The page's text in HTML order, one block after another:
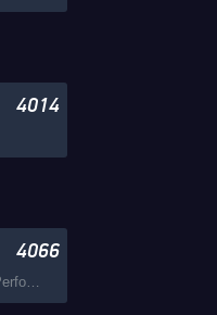
4014
4066
Lamborghini Huracan Perfomante LP640-4 VAGPLUS